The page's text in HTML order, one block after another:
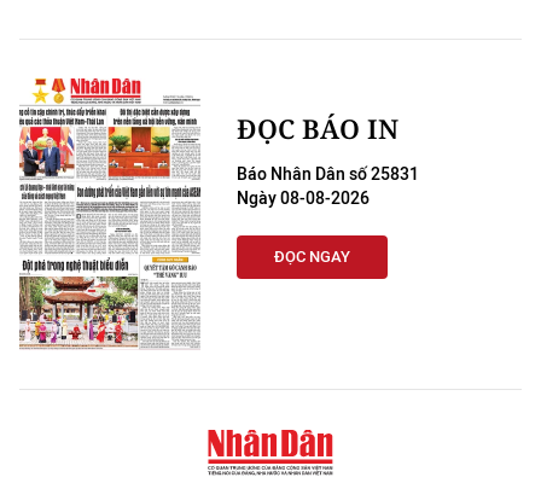
ĐỌC BÁO IN
Báo Nhân Dân số 25831
Ngày 08-08-2026
ĐỌC NGAY